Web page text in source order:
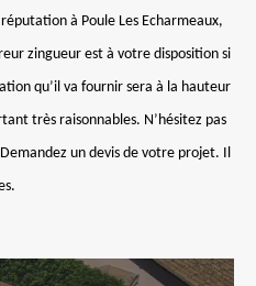
à Poule Les Echarmeaux,
zingueur est à votre disposition si
qu’il va fournir sera à la hauteur
très raisonnables. N’hésitez pas
un devis de votre projet. Il